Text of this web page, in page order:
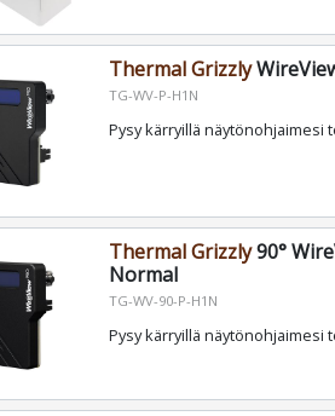
Thermal Grizzly
TG-WV-P-H1N
Pysy kärryillä näytönohjaimesi
Thermal Grizzly90°
Normal
TG-WV-90-P-H1N
Pysy kärryillä näytönohjaimesi